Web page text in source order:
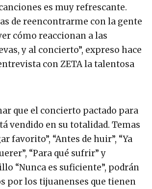
es muy refrescante.
de reencontrarme con la gente
cómo reaccionan a las
y al concierto”, expreso hace
con ZETA la talentosa
que el concierto pactado para
vendido en su totalidad. Temas
favorito”, “Antes de huir”, “Ya
“Para qué sufrir” y
“Nunca es suficiente”, podrán
por los tijuanenses que tienen